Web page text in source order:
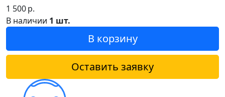
1 500р.
В наличии 1 шт.
В корзину
Оставить заявку